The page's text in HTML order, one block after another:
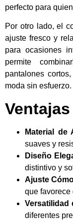
perfecto para
Por otro lado, el
ajuste fresco y
para ocasiones
permite
pantalones
moda sin esfuerzo.
Material de
suaves y
Diseño
distintivo y
Ajuste
que favorece
Versatilidad
diferentes